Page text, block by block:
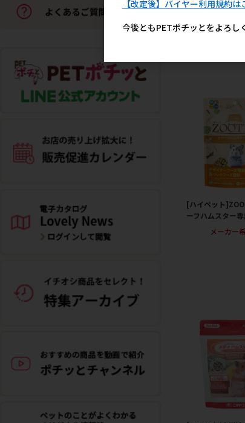
300g【値上げ前
メーカー
[ハイペット
ーフハムスター
メーカー
【改定後】バイヤー利用規約は
今後ともPETポチッとをよろし